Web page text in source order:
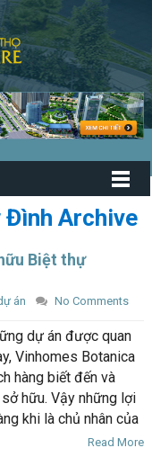
Archive
Biệt thự
án No Comments
dự án được quan
Vinhomes Botanica
hàng biết đến và
hữu. Vậy những lợi
khi là chủ nhân của
Read More